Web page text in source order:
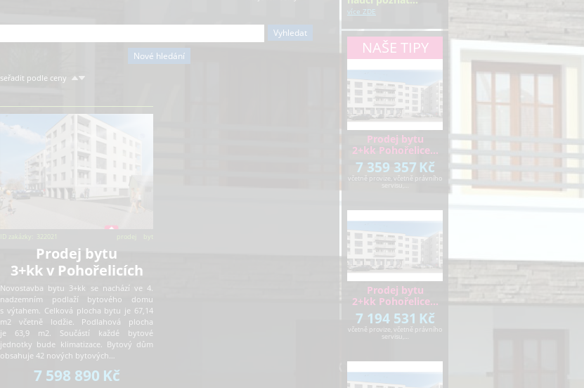
seřadit podle ceny
ID zakázky: 322021 byt
Prodej bytu
3+kk v Pohořelicích
Novostavba bytu 3+kk se nachází ve 4.
nadzemním podlaží bytového domu
s výtahem. Celková plocha bytu je 67,14
m2 včetně lodžie. Podlahová plocha
je 63,9 m2. Součástí každé bytové
jednotky bude klimatizace. Bytový dům
obsahuje 42 nových bytových…
7 598 890 Kč
více ZDE
NAŠE TIPY
Prodej bytu
2+kk Pohořelice…
7 359 357 Kč
včetně provize, včetně právního
servisu,…
Prodej bytu
2+kk Pohořelice…
7 194 531 Kč
včetně provize, včetně právního
servisu,…